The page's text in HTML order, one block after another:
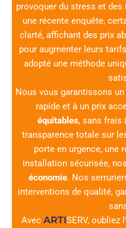
provoquer du stress et des
une récente enquête,
clarté, affichant des prix
pour augmenter leurs
adopté une méthode
Nous vous garantissons un
rapide et à un prix
équitables, sans frais
transparence totale sur
porte en urgence, une
installation sécurisée,
économie. Nos
interventions de qualité,
Avec ARTISERV, oubliez